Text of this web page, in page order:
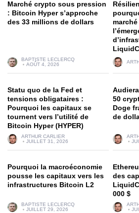
Marché crypto sous pression
: Bitcoin Hyper s’approche
des 33 millions de dollars
BAPTISTE LECLERCQ
AOÛT 4, 2026
Statu quo de la Fed et
tensions obligataires :
Pourquoi les capitaux se
tournent vers l’utilité de
Bitcoin Hyper (HYPER)
ARTHUR CARLIER
JUILLET 31, 2026
50
Doge
de
Pourquoi la macroéconomie
pousse les capitaux vers les
infrastructures Bitcoin L2
BAPTISTE LECLERCQ
JUILLET 29, 2026
des
000 $